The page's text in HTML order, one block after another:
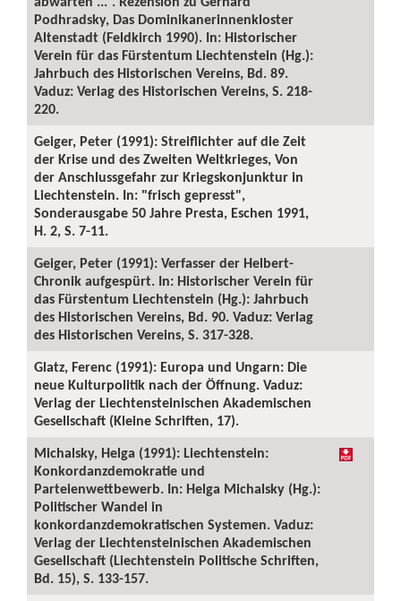
Podhradsky, Das Dominikanerinnenkloster
Altenstadt (Feldkirch 1990). In: Historischer
Verein für das Fürstentum Liechtenstein (Hg.):
Jahrbuch des Historischen Vereins, Bd. 89.
Vaduz: Verlag des Historischen Vereins, S. 218-
220.
Geiger, Peter (1991): Streiflichter auf die Zeit
der Krise und des Zweiten Weltkrieges, Von
der Anschlussgefahr zur Kriegskonjunktur in
Liechtenstein. In: "frisch gepresst",
Sonderausgabe 50 Jahre Presta, Eschen 1991,
H. 2, S. 7-11.
Geiger, Peter (1991): Verfasser der Helbert-
Chronik aufgespürt. In: Historischer Verein für
das Fürstentum Liechtenstein (Hg.): Jahrbuch
des Historischen Vereins, Bd. 90. Vaduz: Verlag
des Historischen Vereins, S. 317-328.
Glatz, Ferenc (1991): Europa und Ungarn: Die
neue Kulturpolitik nach der Öffnung. Vaduz:
Verlag der Liechtensteinischen Akademischen
Gesellschaft (Kleine Schriften, 17).
Michalsky, Helga (1991): Liechtenstein:
Konkordanzdemokratie und
Parteienwettbewerb. In: Helga Michalsky (Hg.):
Politischer Wandel in
konkordanzdemokratischen Systemen. Vaduz:
Verlag der Liechtensteinischen Akademischen
Gesellschaft (Liechtenstein Politische Schriften,
Bd. 15), S. 133-157.